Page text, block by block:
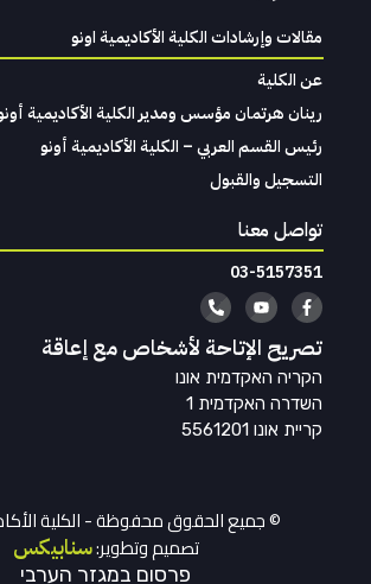
مقالات وإرشادات الكلية الأكاديمية اونو
عن الكلية
رينان هرتمان مؤسس ومدير الكلية الأكاديمية
رئيس القسم العربي – الكلية الأكاديمية أونو
التسجيل والقبول
تواصل معنا
03-5157351
تصريح الإتاحة لأشخاص مع إعاقة
הקריה האקדמית אונו
השדרה האקדמית 1
קריית אונו 5561201
© جميع الحقوق محفوظة - الكلية
تصميم وتطوير:سنابيكس
פרסום במגזר הערבי